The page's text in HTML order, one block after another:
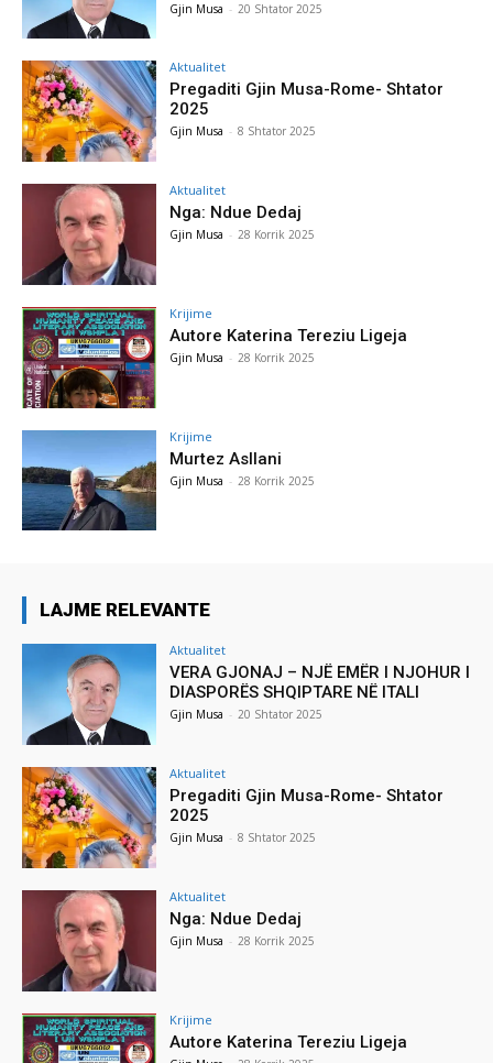
Gjin Musa - 20 Shtator 2025
Aktualitet
Pregaditi Gjin Musa-Rome- Shtator
2025
Gjin Musa - 8 Shtator 2025
Aktualitet
Nga: Ndue Dedaj
Gjin Musa - 28 Korrik 2025
Krijime
Autore Katerina Tereziu Ligeja
Gjin Musa - 28 Korrik 2025
Krijime
Murtez Asllani
Gjin Musa - 28 Korrik 2025
LAJME RELEVANTE
Aktualitet
VERA GJONAJ – NJË EMËR I NJOHUR I
DIASPORËS SHQIPTARE NË ITALI
Gjin Musa - 20 Shtator 2025
Aktualitet
Pregaditi Gjin Musa-Rome- Shtator
2025
Gjin Musa - 8 Shtator 2025
Aktualitet
Nga: Ndue Dedaj
Gjin Musa - 28 Korrik 2025
Krijime
Autore Katerina Tereziu Ligeja